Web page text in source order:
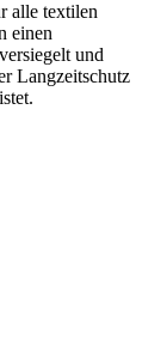
alle textilen
einen
und
Langzeitschutz